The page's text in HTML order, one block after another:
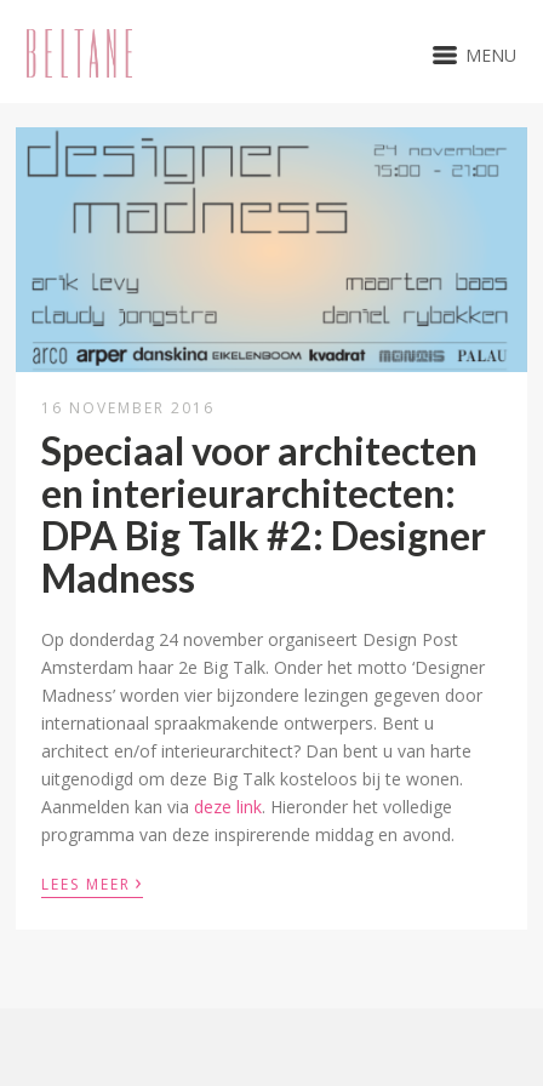
MENU
16 NOVEMBER 2016
Speciaal voor architecten
en interieurarchitecten:
DPA Big Talk #2: Designer
Madness
Op donderdag 24 november organiseert Design Post
Amsterdam haar 2e Big Talk. Onder het motto ‘Designer
Madness’ worden vier bijzondere lezingen gegeven door
internationaal spraakmakende ontwerpers. Bent u
architect en/of interieurarchitect? Dan bent u van harte
uitgenodigd om deze Big Talk kosteloos bij te wonen.
Aanmelden kan via deze link. Hieronder het volledige
programma van deze inspirerende middag en avond.
LEES MEER ›